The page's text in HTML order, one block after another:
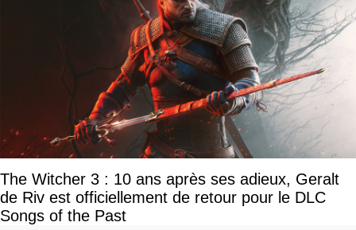
The Witcher 3 : 10 ans après ses adieux, Geralt
de Riv est officiellement de retour pour le DLC
Songs of the Past